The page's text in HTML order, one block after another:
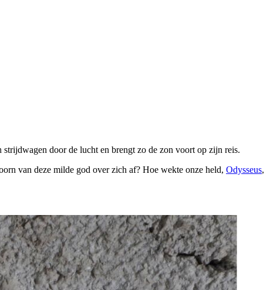
door de lucht en brengt zo de zon voort op zijn reis.
van deze milde god over zich af? Hoe wekte onze held, Odysseus,